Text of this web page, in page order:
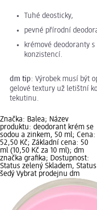
Tuhé deosticky,
pevné přírodní
krémové deodoranty
konzistencí.
dm tip: Výrobek musí být
gelové textury už letištní
tekutinu.
Značka: Balea; Název
produktu: deodorant krém se
sodou a zinkem, 50 ml; Cena:
52,50 Kč; Základní cena: 50
ml (10,50 Kč za 10 ml); dm
značka grafika; Dostupnost:
Status zelený Skladem, Status
šedý Vybrat prodejnu dm